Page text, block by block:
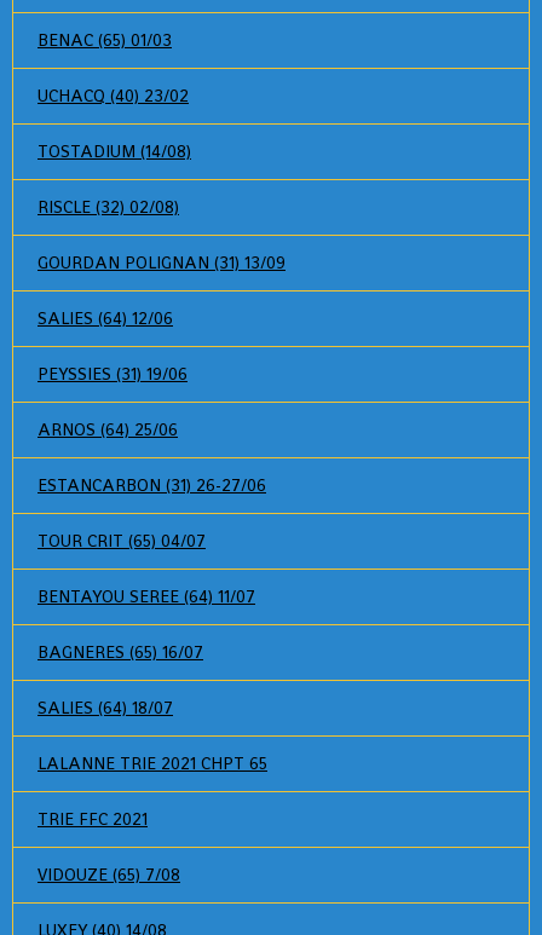
BENAC (65) 01/03
UCHACQ (40) 23/02
TOSTADIUM (14/08)
RISCLE (32) 02/08)
GOURDAN POLIGNAN (31) 13/09
SALIES (64) 12/06
PEYSSIES (31) 19/06
ARNOS (64) 25/06
ESTANCARBON (31) 26-27/06
TOUR CRIT (65) 04/07
BENTAYOU SEREE (64) 11/07
BAGNERES (65) 16/07
SALIES (64) 18/07
LALANNE TRIE 2021 CHPT 65
TRIE FFC 2021
VIDOUZE (65) 7/08